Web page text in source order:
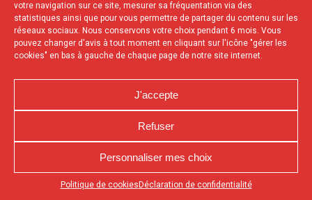
votre navigation sur ce site, mesurer sa fréquentation via des
statistiques ainsi que pour vous permettre de partager du contenu sur les
réseaux sociaux. Nous conservons votre choix pendant 6 mois. Vous
pouvez changer d'avis à tout moment en cliquant sur l'icône "gérer les
cookies" en bas à gauche de chaque page de notre site internet.
J'accepte
Refuser
Personnaliser mes choix
Politique de cookies Déclaration de confidentialité
Appuyez sur le bouton partager en bas de votre